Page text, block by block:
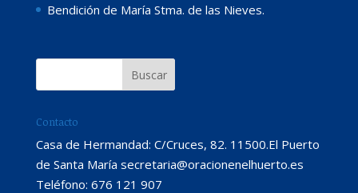
Bendición de María Stma. de las Nieves.
Contacto
Casa de Hermandad: C/Cruces, 82. 11500.El Puerto
de Santa María secretaria@oracionenelhuerto.es
Teléfono: 676 121 907